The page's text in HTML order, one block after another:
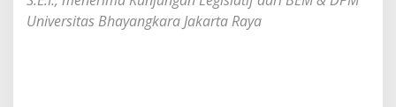
Fungsi
Parlemen
Universitas Bhayangkara Jakarta Raya